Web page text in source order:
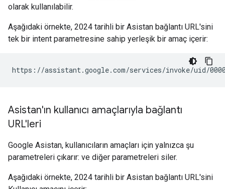
olarak kullanılabilir.
Aşağıdaki örnekte, 2024 tarihli bir Asistan bağlantı URL'sini
tek bir intent parametresine sahip yerleşik bir amaç içerir:
Asistan'ın kullanıcı amaçlarıyla bağlantı
URL'leri
Google Asistan, kullanıcıların amaçları için yalnızca şu
parametreleri çıkarır: ve diğer parametreleri siler.
Aşağıdaki örnekte, 2024 tarihli bir Asistan bağlantı URL'sini